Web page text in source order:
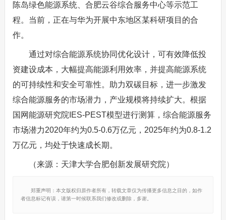
陈岛绿色能源系统、合肥云谷综合服务中心等示范工
程。当前，正在与华为开展中东地区某科研项目的合
作。
通过对综合能源系统协同优化设计，可有效降低投
资建设成本，大幅提高能源利用效率，并提高能源系统
的可持续性和安全可靠性。助力双碳目标，进一步激发
综合能源服务的市场潜力，产业规模将持续扩大。根据
国网能源研究院IES-PEST模型进行测算，综合能源服务
市场潜力2020年约为0.5-0.6万亿元，2025年约为0.8-1.2
万亿元，均处于快速成长期。
（来源：天津大学合肥创新发展研究院）
郑重声明：本文版权归原作者所有，转载文章仅为传播更多信息之目的，如作
者信息标记有误，请第一时候联系我们修改或删除，多谢。